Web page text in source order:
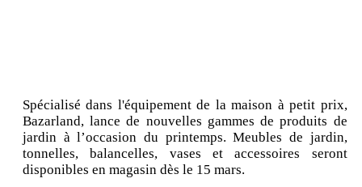
Spécialisé dans l'équipement de la maison à petit prix,
Bazarland, lance de nouvelles gammes de produits de
jardin à l’occasion du printemps. Meubles de jardin,
tonnelles, balancelles, vases et accessoires seront
disponibles en magasin dès le 15 mars.